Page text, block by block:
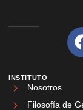
INSTITUTO
Nosotros
Filosofía de